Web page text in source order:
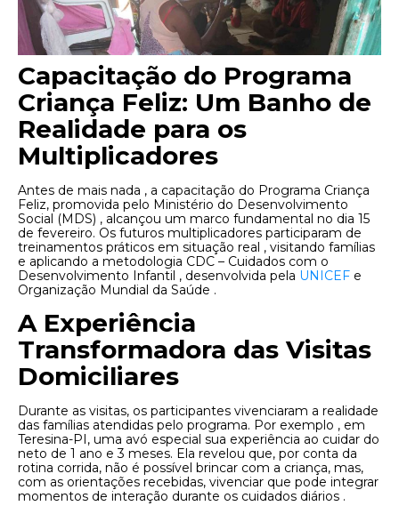
Capacitação do Programa
Criança Feliz: Um Banho de
Realidade para os
Multiplicadores
Antes de mais nada , a capacitação do Programa Criança
Feliz, promovida pelo Ministério do Desenvolvimento
Social (MDS) , alcançou um marco fundamental no dia 15
de fevereiro. Os futuros multiplicadores participaram de
treinamentos práticos em situação real , visitando famílias
e aplicando a metodologia CDC – Cuidados com o
Desenvolvimento Infantil , desenvolvida pela UNICEF e
Organização Mundial da Saúde .
A Experiência
Transformadora das Visitas
Domiciliares
Durante as visitas, os participantes vivenciaram a realidade
das famílias atendidas pelo programa. Por exemplo , em
Teresina-PI, uma avó especial sua experiência ao cuidar do
neto de 1 ano e 3 meses. Ela revelou que, por conta da
rotina corrida, não é possível brincar com a criança, mas,
com as orientações recebidas, vivenciar que pode integrar
momentos de interação durante os cuidados diários .